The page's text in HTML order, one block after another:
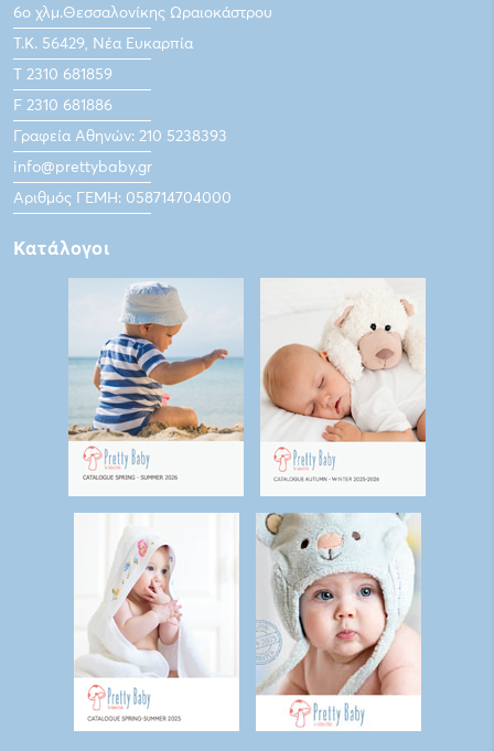
6ο χλμ.Θεσσαλονίκης Ωραιοκάστρου
Τ.Κ. 56429, Νέα Ευκαρπία
Τ 2310 681859
F 2310 681886
Γραφεία Αθηνών: 210 5238393
info@prettybaby.gr
Αριθμός ΓΕΜΗ: 058714704000
Κατάλογοι